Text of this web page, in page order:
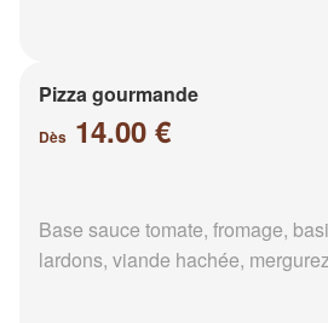
Pizza gourmande
Dès 14.00 €
Base sauce tomate, fromage,
lardons, viande hachée,